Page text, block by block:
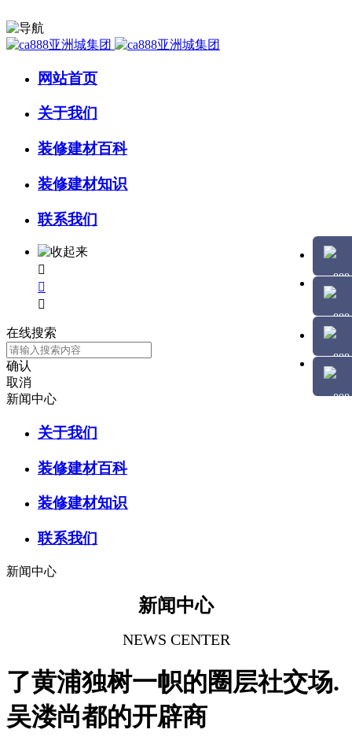
网站首页
关于我们
装修建材百科
装修建材知识
联系我们



在线搜索
确认
取消
新闻中心
关于我们
装修建材百科
装修建材知识
联系我们
新闻中心
新闻中心
NEWS CENTER
了黄浦独树一帜的圈层社交场.
吴溇尚都的开辟商